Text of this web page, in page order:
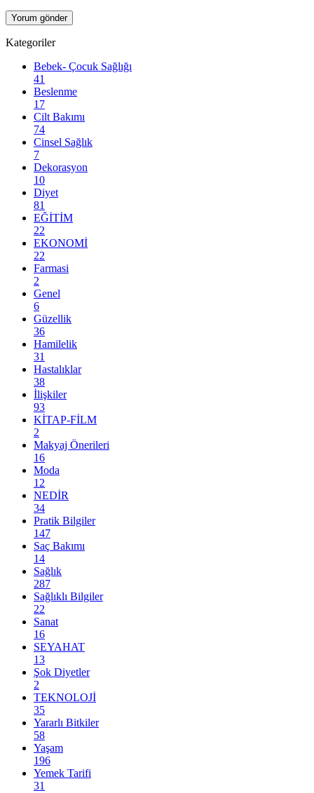
Kategoriler
Bebek- Çocuk Sağlığı
41
Beslenme
17
Cilt Bakımı
74
Cinsel Sağlık
7
Dekorasyon
10
Diyet
81
EĞİTİM
22
EKONOMİ
22
Farmasi
2
Genel
6
Güzellik
36
Hamilelik
31
Hastalıklar
38
İlişkiler
93
KİTAP-FİLM
2
Makyaj Önerileri
16
Moda
12
NEDİR
34
Pratik Bilgiler
147
Saç Bakımı
14
Sağlık
287
Sağlıklı Bilgiler
22
Sanat
16
SEYAHAT
13
Şok Diyetler
2
TEKNOLOJİ
35
Yararlı Bitkiler
58
Yaşam
196
Yemek Tarifi
31